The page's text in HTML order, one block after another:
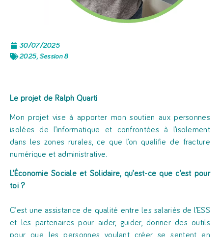
30/07/2025
2025, Session 8
Le projet de Ralph Quarti
Mon projet vise à apporter mon soutien aux personnes
isolées de l’informatique et confrontées à l’isolement
dans les zones rurales, ce que l’on qualifie de fracture
numérique et administrative.
L’Économie Sociale et Solidaire, qu’est-ce que c’est pour
toi ?
C’est une assistance de qualité entre les salariés de l’ESS
et les partenaires pour aider, guider, donner des outils